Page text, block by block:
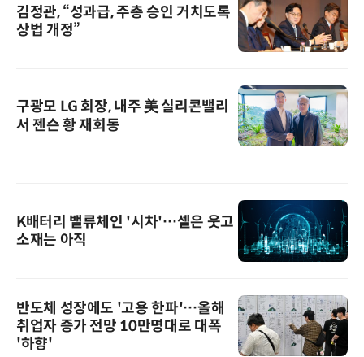
김정관, “성과급, 주총 승인 거치도록
상법 개정”
구광모 LG 회장, 내주 美 실리콘밸리
서 젠슨 황 재회동
K배터리 밸류체인 '시차'…셀은 웃고
소재는 아직
반도체 성장에도 '고용 한파'…올해
취업자 증가 전망 10만명대로 대폭
'하향'